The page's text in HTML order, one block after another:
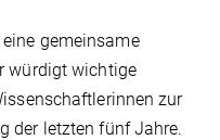
gemeinsame
würdigt wichtige
zur
der letzten fünf Jahre.